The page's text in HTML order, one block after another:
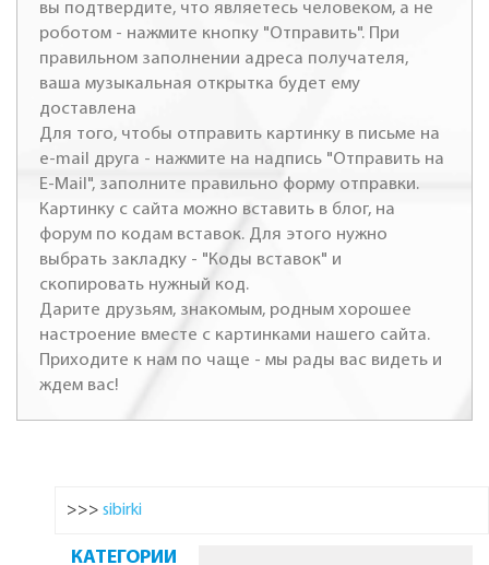
вы подтвердите, что являетесь человеком, а не
роботом - нажмите кнопку "Отправить". При
правильном заполнении адреса получателя,
ваша музыкальная открытка будет ему
доставлена
Для того, чтобы отправить картинку в письме на
e-mail друга - нажмите на надпись "Отправить на
E-Mail", заполните правильно форму отправки.
Картинку с сайта можно вставить в блог, на
форум по кодам вставок. Для этого нужно
выбрать закладку - "Коды вставок" и
скопировать нужный код.
Дарите друзьям, знакомым, родным хорошее
настроение вместе с картинками нашего сайта.
Приходите к нам по чаще - мы рады вас видеть и
ждем вас!
>>> sibirki
КАТЕГОРИИ